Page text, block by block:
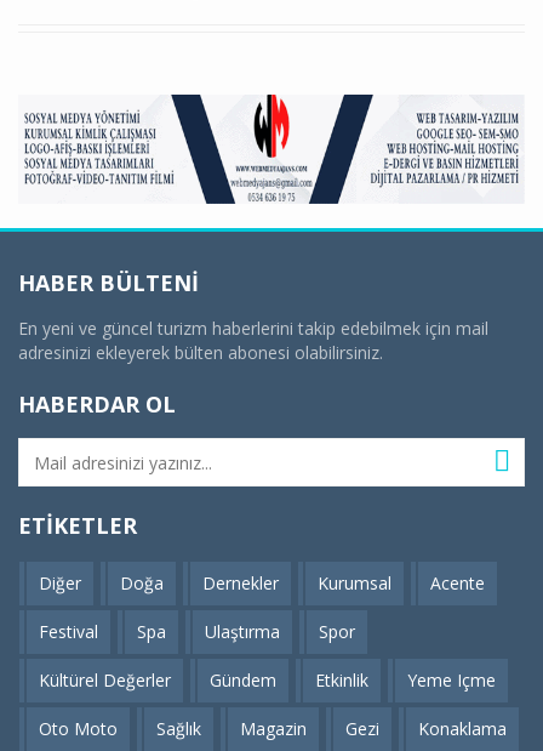
HABER BÜLTENI
En yeni ve güncel turizm haberlerini takip edebilmek için mail
adresinizi ekleyerek bülten abonesi olabilirsiniz.
HABERDAR OL
ETIKETLER
Diğer Doğa Dernekler Kurumsal Acente
Festival Spa Ulaştırma Spor
Kültürel Değerler Gündem Etkinlik Yeme Içme
Oto Moto Sağlık Magazin Gezi Konaklama